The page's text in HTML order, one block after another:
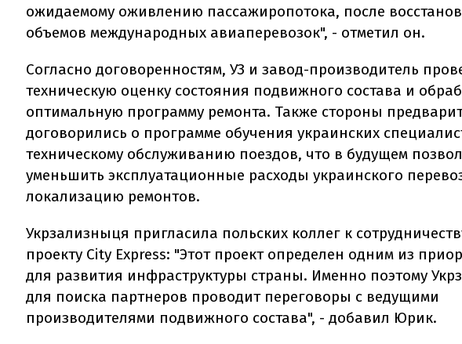
ожидаемому оживлению пассажиропотока, после
объемов международных авиаперевозок", - отметил он.
Согласно договоренностям, УЗ и завод-производитель
техническую оценку состояния подвижного состава и
оптимальную программу ремонта. Также стороны
договорились о программе обучения украинских
техническому обслуживанию поездов, что в будущем
уменьшить эксплуатационные расходы украинского
локализацию ремонтов.
Укрзализныця пригласила польских коллег к
проекту City Express: "Этот проект определен одним из
для развития инфраструктуры страны. Именно поэтому
для поиска партнеров проводит переговоры с ведущими
производителями подвижного состава", - добавил Юрик.